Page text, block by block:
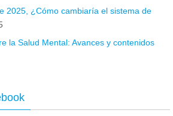
2025, ¿Cómo cambiaría el sistema de
la Salud Mental: Avances y contenidos